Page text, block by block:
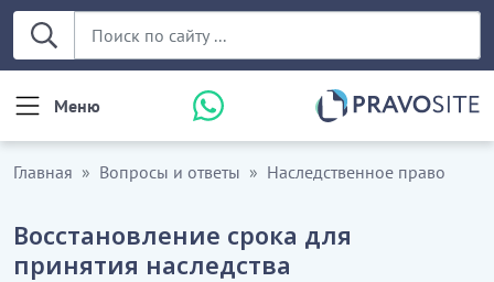
Меню
Главная Вопросы и ответы Наследственное право
Восстановление срока для
принятия наследства